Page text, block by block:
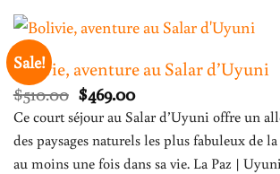
Sale!
Bolivie, aventure au Salar d’Uyuni
$510.00 Original
Prix
was:
$510.00.
$469.00Current
Prix
is:
$469.00.
Ce court séjour au Salar d’Uyuni offre un
des paysages naturels les plus fabuleux de
au moins une fois dans sa vie. La Paz |